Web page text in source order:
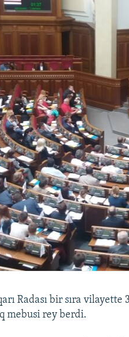
Radası bir sıra
mebusi rey berdi.